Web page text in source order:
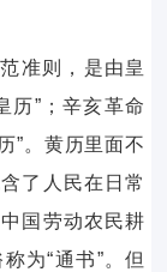
准则，是由皇
历”；辛亥革命
”。黄历里面不
了人民在日常
国劳动农民耕
为“通书”。但